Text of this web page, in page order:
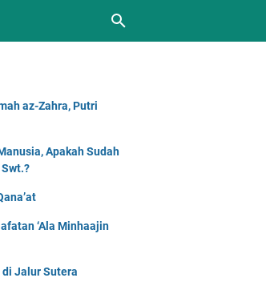
az-Zahra, Putri
Apakah Sudah
‘Ala Minhaajin
Jalur Sutera